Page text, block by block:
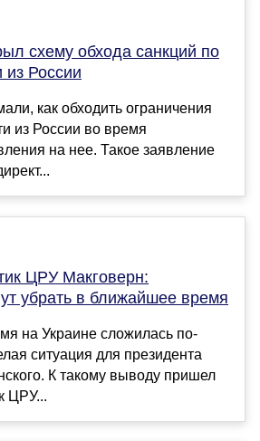
схему обхода санкций по
России
как обходить ограничения
из России во время
на нее. Такое заявление
ЦРУ Макговерн:
убрать в ближайшее время
на Украине сложилась по-
ситуация для президента
К такому выводу пришел
ЦРУ...